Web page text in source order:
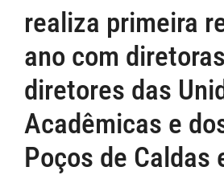
realiza primeira
ano com
diretores das
Acadêmicas e
Poços de Caldas